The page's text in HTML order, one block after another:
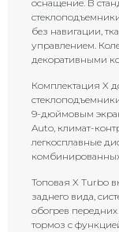
оснащение. В
без навигации,
управлением.
декоративными
Комплектация X
9-дюймовым
Auto, климат-
легкосплавные
Топовая X Turbo
заднего вида,
обогрев
тормоз с